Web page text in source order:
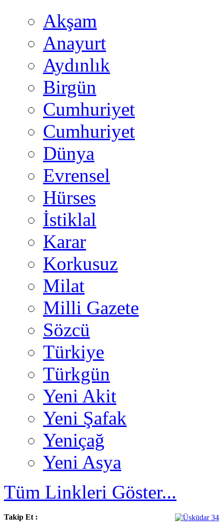
Akşam
Anayurt
Aydınlık
Birgün
Cumhuriyet
Cumhuriyet
Dünya
Evrensel
Hürses
İstiklal
Karar
Korkusuz
Milat
Milli Gazete
Sözcü
Türkiye
Türkgün
Yeni Akit
Yeni Şafak
Yeniçağ
Yeni Asya
Tüm Linkleri Göster...
Takip Et :